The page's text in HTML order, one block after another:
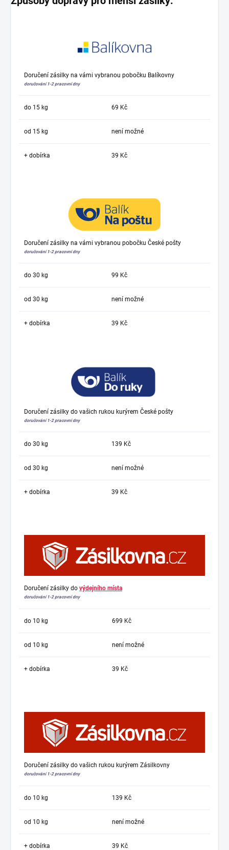
Doručení zásilky na vámi vybranou pobočku Balíkovny
doručování 1-2 pracovní dny
do 15 kg 69 Kč
od 15 kg není možné
+ dobírka 39 Kč
Doručení zásilky na vámi vybranou pobočku České pošty
doručování 1-2 pracovní dny
do 30 kg 99 Kč
od 30 kg není možné
+ dobírka 39 Kč
Doručení zásilky do vašich rukou kurýrem České pošty
doručování 1-2 pracovní dny
do 30 kg 139 Kč
od 30 kg není možné
+ dobírka 39 Kč
Doručení zásilky do výdejního místa
doručování 1-2 pracovní dny
do 10 kg 699 Kč
od 10 kg není možné
+ dobírka 39 Kč
Doručení zásilky do vašich rukou kurýrem Zásilkovny
doručování 1-2 pracovní dny
do 10 kg 139 Kč
od 10 kg není možné
+ dobírka 39 Kč